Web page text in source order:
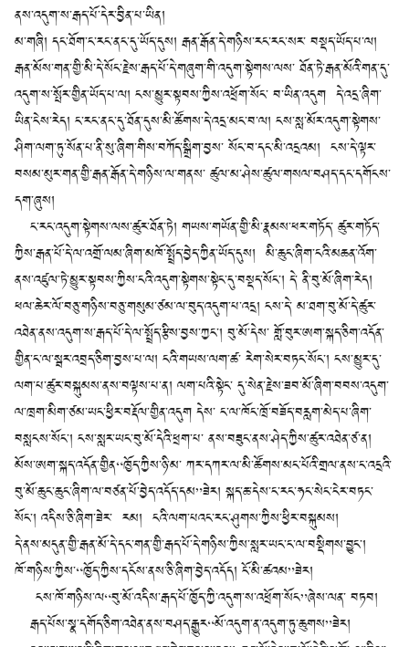
ནས་འདུག་ས་རྒད་པོ་དེར་བྱིན་པ་ཡིན།
མ་གཞི། དང་ཐོག་ང་རང་ནང་དུ་ཡོད་དུས། རྒན་རྒོན་དེ་གཉིས་རང་རང་སར་ བསྡད་ཡོད་པ་ལ།
རྒན་མོས་གན་གྱི་མི་དེ་སོང་རྗེས་རྒད་པོ་དེ་གཞུག་གི་འདུག་སྟེགས་ལས་ ཐོན་ཏེ་རྒན་མོའི་གན་དུ་
འདུག་ས་སྤོར་གྱིན་ཡོད་པ་ལ། ངས་མྱུར་སྟབས་ཀྱིས་འཕྲོག་སོང་ བ་ཡིན་འདུག དེ་འདྲ་ཞིག་
ཡིན་ངེས་རེད། ང་རང་ནང་དུ་ཐོན་དུས་མི་ཚོགས་དེ་འདྲ་མང་བ་ལ། ངས་སླ་མོར་འདུག་སྟེགས་
ཤིག་ལག་ཏུ་སོན་པ་ནི་སུ་ཞིག་གིས་བཀོད་སྒྲིག་བྱས་ སོང་བ་དང་མི་འདྲའམ། ངས་དེ་ལྟར་
བསམ་མུར་གན་གྱི་རྒན་རྒོན་དེ་གཉིས་ལ་གནས་ ཚུལ་མ་ཤེས་ཚུལ་གསལ་བཤད་དང་དགོངས་
དག་ཞུས།
ང་རང་འདུག་སྟེགས་ལས་ཚུར་ཐོན་ཏེ། གཡས་གཡོན་གྱི་མི་རྣམས་ཕར་གཏོད་ ཚུར་གཏོད་
ཀྱིས་རྒན་པོ་དེ་ལ་འགྲོ་ལམ་ཞིག་མཁོ་སྤྲོད་བྱེད་ཀྱིན་ཡོད་དུས། མི་ཆུང་ཞིག་ངའི་མཆན་འོག་
ནས་འཛུལ་ཏེ་མྱུར་སྟབས་ཀྱིས་ངའི་འདུག་སྟེགས་སྟེང་དུ་བསྡད་སོང་། དེ་ ནི་བུ་མོ་ཞིག་རེད།
ཕལ་ཆེར་ལོ་བཅུ་གཉིས་བཅུ་གསུམ་ཙམ་ལ་བུད་འདུག་པ་འདྲ། ངས་དེ་ མ་ཐག་བུ་མོ་དེ་ཚུར་
འཐེན་ནས་འདུག་ས་རྒད་པོ་དེ་ལ་སྤྲོད་རྩིས་བྱས་ཀྱང་། བུ་མོ་དེས་ གློ་བུར་ཨག་སྐད་ཅིག་འདོན་
གྱིན་ང་ལ་སྦར་འབྲད་ཅིག་བྱས་པ་ལ། ངའི་གཡས་ལག་ཚ་ རེག་སེར་བཏང་སོང་། ངས་མྱུར་དུ་
ལག་པ་ཚུར་བསྐུམས་ནས་བལྟས་པ་ན། ལག་པའི་སྟེང་ དུ་སེན་རྗེས་ཟབ་མོ་ཞིག་བབས་འདུག་
ལ་ཁྲག་མིག་ཙམ་ཡང་ཕྱིར་བརྡོལ་གྱིན་འདུག དེས་ ང་ལ་ཁོང་ཁྲོ་བཟོད་བརླག་མེད་པ་ཞིག་
བསླངས་སོང་། ངས་སླར་ཡང་བུ་མོ་དེའི་ཕྲག་པ་ ནས་བཟུང་ནས་ཤེད་ཀྱིས་ཚུར་འཐེན་ཙ་ན།
མོས་ཨག་སྐད་འདོན་གྱིན“ཁྱོད་ཀྱིས་ཉི་མ་ ཀར་དཀར་ལ་མི་ཚོགས་མང་པོའི་གྲལ་ནས་ང་འདྲའི་
བུ་མོ་ཆུང་ཆུང་ཞིག་ལ་བཙན་པོ་བྱེད་འདོད་དམ”ཟེར། སྐད་ཆ་དེས་ང་རང་ཧང་སེང་ངེར་བཏང་
སོང་། འདིས་ཅི་ཞིག་ཟེར་ རམ། ངའི་ལག་པའང་རང་ཤུགས་ཀྱིས་ཕྱིར་བསྐུམས།
དེ་ནས་མདུན་གྱི་རྒན་མོ་དེ་དང་གན་གྱི་རྒད་པོ་དེ་གཉིས་ཀྱིས་སླར་ཡང་ང་ལ་བསྡིགས་བྱུང་།
ཁོ་གཉིས་ཀྱིས་“ཁྱོད་ཀྱིས་དངོས་ནས་ཅི་ཞིག་བྱེད་འདོད། ངོ་མི་ཚའམ”ཟེར།
ངས་ཁོ་གཉིས་ལ“བུ་མོ་འདིས་རྒད་པོ་ཁྱོད་ཀྱི་འདུག་ས་འཕྲོག་སོང”ཞེས་ལན་ བཏབ།
རྒད་པོས་སྣ་དགོད་ཅིག་འཐེན་ནས་བཤད་རྒྱུར“མོ་འདུག་ན་འདུག་ཏུ་ཆུགས”ཟེར།